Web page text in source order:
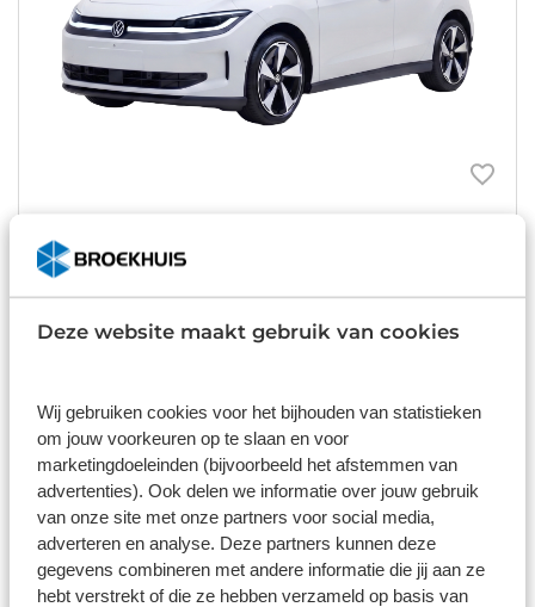
Deze website maakt gebruik van cookies
Wij gebruiken cookies voor het bijhouden van statistieken
om jouw voorkeuren op te slaan en voor
marketingdoeleinden (bijvoorbeeld het afstemmen van
advertenties). Ook delen we informatie over jouw gebruik
van onze site met onze partners voor social media,
adverteren en analyse. Deze partners kunnen deze
gegevens combineren met andere informatie die jij aan ze
hebt verstrekt of die ze hebben verzameld op basis van
Volkswagen ID.Polo
52kWh ev life first edition 211pk aut
Automaat Elektrisch
€ 449 p/m
inclusief btw o.b.v. 72 maanden en 5000 KM per jaar.
Getoonde modellen kunnen afwijken
Bekijk details